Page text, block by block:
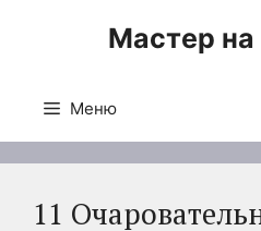
Мастер на
Меню
11